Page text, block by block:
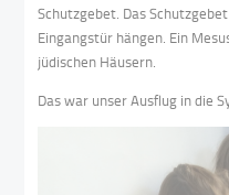
Schutzgebet. Das
Eingangstür hängen. Ein
jüdischen Häusern.
Das war unser Ausflug in die